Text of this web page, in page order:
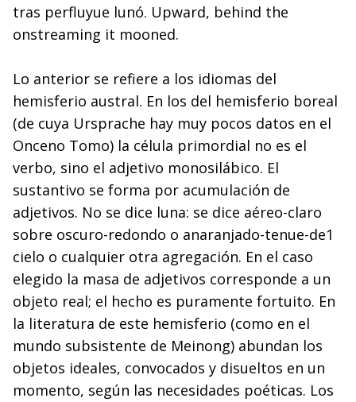
tras perfluyue lunó. Upward, behind the
onstreaming it mooned.
Lo anterior se refiere a los idiomas del
hemisferio austral. En los del hemisferio boreal
(de cuya Ursprache hay muy pocos datos en el
Onceno Tomo) la célula primordial no es el
verbo, sino el adjetivo monosilábico. El
sustantivo se forma por acumulación de
adjetivos. No se dice luna: se dice aéreo-claro
sobre oscuro-redondo o anaranjado-tenue-de1
cielo o cualquier otra agregación. En el caso
elegido la masa de adjetivos corresponde a un
objeto real; el hecho es puramente fortuito. En
la literatura de este hemisferio (como en el
mundo subsistente de Meinong) abundan los
objetos ideales, convocados y disueltos en un
momento, según las necesidades poéticas. Los